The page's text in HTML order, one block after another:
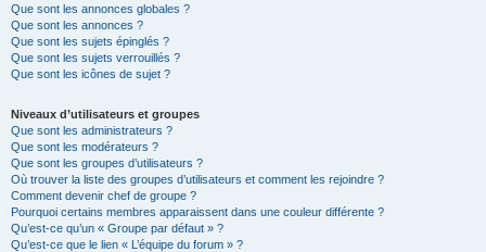
Que sont les annonces globales ?
Que sont les annonces ?
Que sont les sujets épinglés ?
Que sont les sujets verrouillés ?
Que sont les icônes de sujet ?
Niveaux d’utilisateurs et groupes
Que sont les administrateurs ?
Que sont les modérateurs ?
Que sont les groupes d’utilisateurs ?
Où trouver la liste des groupes d’utilisateurs et comment les rejoindre ?
Comment devenir chef de groupe ?
Pourquoi certains membres apparaissent dans une couleur différente ?
Qu’est-ce qu’un « Groupe par défaut » ?
Qu’est-ce que le lien « L’équipe du forum » ?